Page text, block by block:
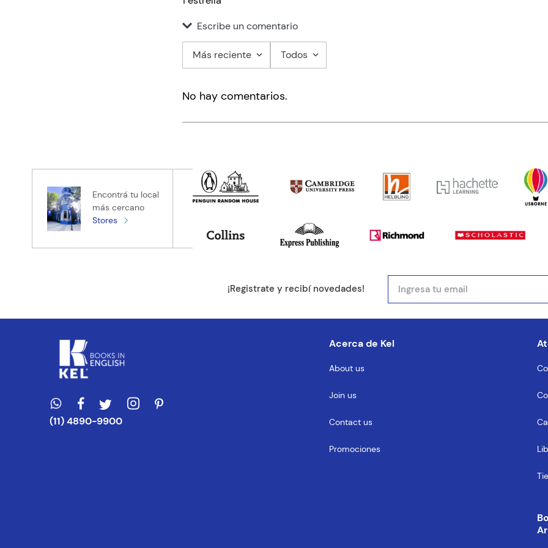
Escribe un comentario
Título
Tu nombre
Tu ubicación
Más reciente Todos
No hay comentarios.
Encontrá tu local
más cercano
Stores
¡Registrate y recibí novedades!
(11) 4890-9900
Acerca de Kel
About us
Join us
Contact us
Promociones